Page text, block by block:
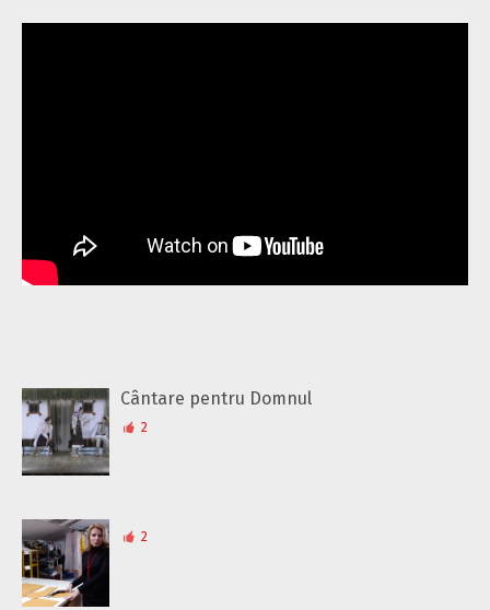
Cântare pentru Domnul
2
2